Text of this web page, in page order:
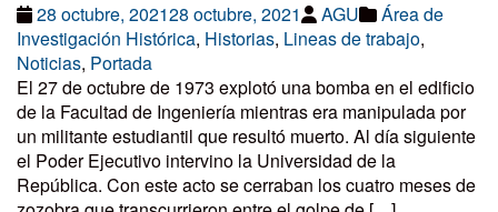
28 octubre, 202128 octubre, 2021 AGU
Área de
Investigación Histórica, Historias, Lineas de trabajo,
Noticias, Portada
El 27 de octubre de 1973 explotó una bomba en el edificio
de la Facultad de Ingeniería mientras era manipulada por
un militante estudiantil que resultó muerto. Al día siguiente
el Poder Ejecutivo intervino la Universidad de la
República. Con este acto se cerraban los cuatro meses de